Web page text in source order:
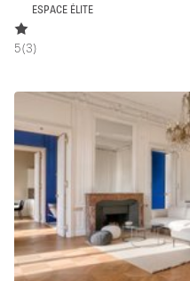
Entrée Large
Espace Epuré /
Exposition Véhicules
Jardin
Licence Alcool
Lumière du Jour
ESPACE ÉLITE
5(3)